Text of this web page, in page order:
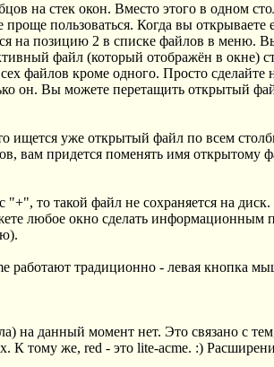
на стек окон. Вместо этого в одном
пользоваться. Когда вы
на позицию 2 в списке файлов в меню.
файл (который отображён в окне)
файлов кроме одного. Просто
он. Вы можете перетащить открытый
ищется уже открытый файл по всем
вам придется поменять имя
"+", то такой файл не сохраняется на
любое окно сделать информационным
работают традиционно - левая кнопка
на данный момент нет. Это связано с
К тому же, red - это lite-acme. :)